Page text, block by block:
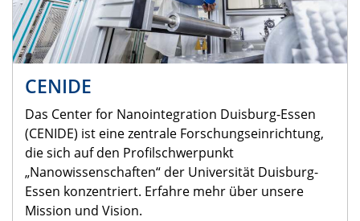
CENIDE
Das Center for Nanointegration Duisburg-Essen
(CENIDE) ist eine zentrale Forschungseinrichtung,
die sich auf den Profilschwerpunkt
„Nanowissenschaften“ der Universität Duisburg-
Essen konzentriert. Erfahre mehr über unsere
Mission und Vision.